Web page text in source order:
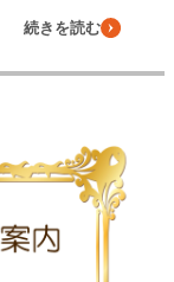
続きを読む